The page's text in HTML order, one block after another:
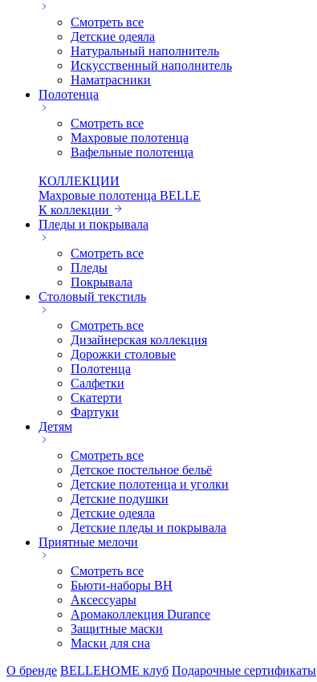
Смотреть все
Детские одеяла
Натуральный наполнитель
Искуcственный наполнитель
Наматрасники
Полотенца
Смотреть все
Махровые полотенца
Вафельные полотенца
КОЛЛЕКЦИИ
Махровые полотенца BELLE
К коллекции
Пледы и покрывала
Смотреть все
Пледы
Покрывала
Столовый текстиль
Смотреть все
Дизайнерская коллекция
Дорожки столовые
Полотенца
Салфетки
Скатерти
Фартуки
Детям
Смотреть все
Детское постельное бельё
Детские полотенца и уголки
Детские подушки
Детские одеяла
Детские пледы и покрывала
Приятные мелочи
Смотреть все
Бьюти-наборы ВН
Аксессуары
Аромаколлекция Durance
Защитные маски
Маски для сна
О бренде BELLEHOME клуб Подарочные сертификаты